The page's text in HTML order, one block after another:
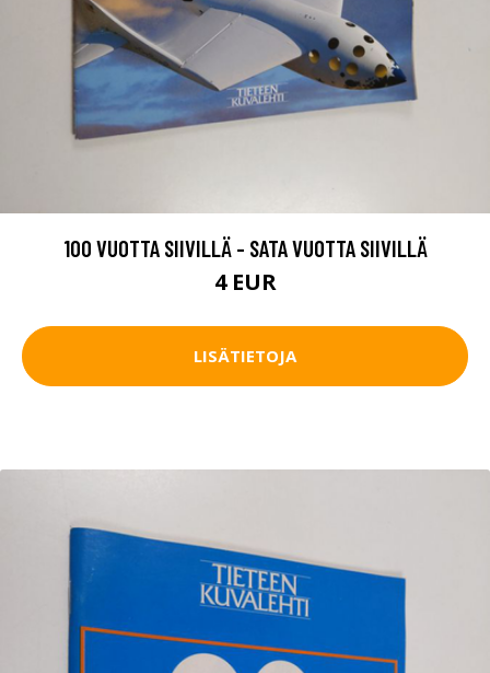
100 VUOTTA SIIVILLÄ - SATA VUOTTA SIIVILLÄ
4 EUR
LISÄTIETOJA